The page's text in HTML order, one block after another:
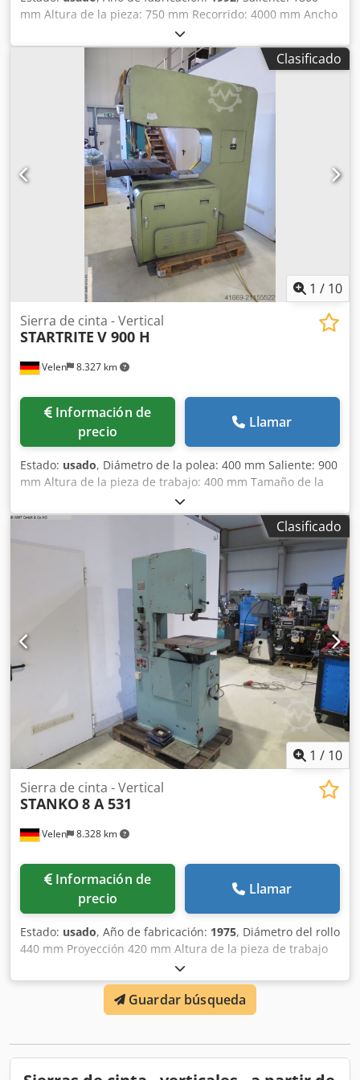
mm Altura de la pieza: 750 mm Recorrido: 4000 mm Ancho
de la mesa: 5500 mm Los datos técnicos provienen del
fabricante o del operador, por lo tanto, no son vinculantes
para nosotros. Nos reservamos el derecho a venta previa;
sólo se aplican nuestras condiciones comerciales y de
venta. Sobre nosotros más de 400 máquinas propias en
stock Dwjdpsytx Nvefx Ah Toa más de 15.000 m² de
superficie de almacenamiento, capacidad de grúas hasta
70 t más de 10.000 artículos de accesorios para su taller
¿Quiere vender máquinas, líneas de producción o su
empresa? No dude en contactarnos. Más ofertas en
nuestra página web. Las visitas son posibles previa cita.
Esperamos su visita. Su equipo de Markus Hirsch
Clasificado
1 / 10
Velen 8.327 km
Sierra de cinta - Vertical
STARTRITE V 900 H
Información de
precio
Llamar
Estado: usado, Diámetro de la polea: 400 mm Saliente: 900
mm Altura de la pieza de trabajo: 400 mm Tamaño de la
mesa: 700 x 660 mm Longitud de la cinta de sierra: 4630
mm Velocidad de corte: 45 - 500 m/min Dodpfx Ajygx Acjh
Tjwa Potencia total requerida: 1,5 kW Peso de la máquina:
aprox. 0,8 t Dimensiones LxAxH: 1,95 x 0,9 x 2,25 m Sierra
de cinta equipada con: - Soldadora IDEAL - Afiladora de
cinta - Mesa basculante -15° a +45° - Ajuste neumático de
Clasificado
1 / 10
Velen 8.328 km
Sierra de cinta - Vertical
STANKO8 A 531
Información de
precio
Llamar
Estado: usado, Año de fabricación: 1975, Diámetro del rollo
440 mm Proyección 420 mm Altura de la pieza de trabajo
200 mm Velocidad de corte 20 - 1550 m/min Superficie de
sujeción de la mesa 560 x 560 mm Longitud de la hoja de
sierra 3250 mm Requisito de potencia total 1,5 kW Peso de
la máquina aprox. 0,8 t Necesidad de espacio aprox. 1,2 x
Guardar búsqueda